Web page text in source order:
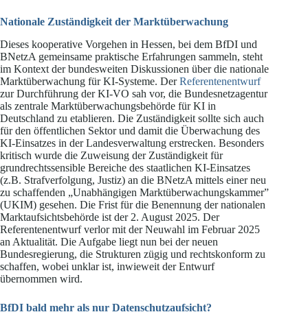
Nationale Zuständigkeit der Marktüberwachung
Dieses kooperative Vorgehen in Hessen, bei dem BfDI und
BNetzA gemeinsame praktische Erfahrungen sammeln, steht
im Kontext der bundesweiten Diskussionen über die nationale
Marktüberwachung für KI-Systeme. DerReferentenentwurf
zur Durchführung der KI-VO sah vor, die Bundesnetzagentur
als zentrale Marktüberwachungsbehörde für KI in
Deutschland zu etablieren. Die Zuständigkeit sollte sich auch
für den öffentlichen Sektor und damit die Überwachung des
KI-Einsatzes in der Landesverwaltung erstrecken. Besonders
kritisch wurde die Zuweisung der Zuständigkeit für
grundrechtssensible Bereiche des staatlichen KI-Einsatzes
(z.B. Strafverfolgung, Justiz) an die BNetzA mittels einer neu
zu schaffenden „Unabhängigen Marktüberwachungskammer”
(UKIM) gesehen. Die Frist für die Benennung der nationalen
Marktaufsichtsbehörde ist der 2. August 2025. Der
Referentenentwurf verlor mit der Neuwahl im Februar 2025
an Aktualität. Die Aufgabe liegt nun bei der neuen
Bundesregierung, die Strukturen zügig und rechtskonform zu
schaffen, wobei unklar ist, inwieweit der Entwurf
übernommen wird.
BfDI bald mehr als nur Datenschutzaufsicht?